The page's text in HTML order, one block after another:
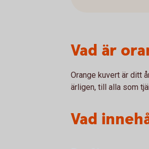
Vad är
Orange kuvert är ditt
ärligen, till alla som
Vad